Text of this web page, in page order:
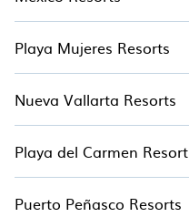
comidas finas e
entretenimiento para
Playa Mujeres Resorts
Nueva Vallarta Resorts
Playa del Carmen
Puerto Peñasco Resorts